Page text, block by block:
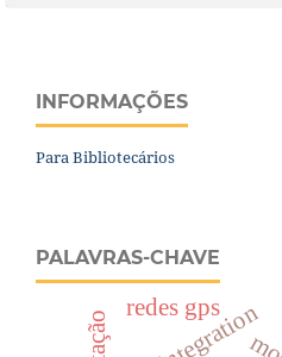
INFORMAÇÕES
Para Bibliotecários
PALAVRAS-CHAVE
integration
redes gps